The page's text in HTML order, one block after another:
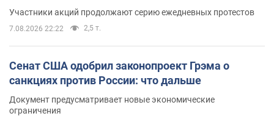
Участники акций продолжают серию ежедневных протестов
7.08.2026 22:22 2,5 т.
Сенат США одобрил законопроект Грэма о
санкциях против России: что дальше
Документ предусматривает новые экономические
ограничения